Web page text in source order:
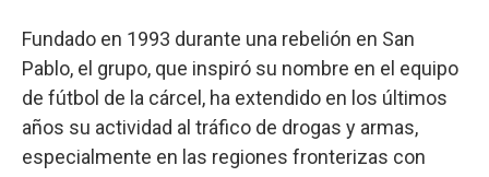
Fundado en 1993 durante una rebelión en San
Pablo, el grupo, que inspiró su nombre en el equipo
de fútbol de la cárcel, ha extendido en los últimos
años su actividad al tráfico de drogas y armas,
especialmente en las regiones fronterizas con